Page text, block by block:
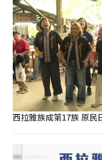
西拉雅族成第17族 原民